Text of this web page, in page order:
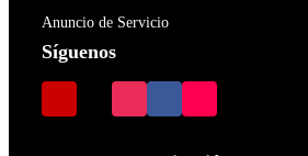
Anuncio de Servicio
Síguenos